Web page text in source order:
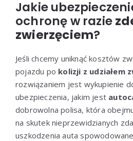
Jakie
ochronę w razie
zwierzęciem?
Jeśli chcemy uniknąć kosztów
pojazdu po kolizji z udziałem
rozwiązaniem jest wykupienie
ubezpieczenia, jakim jest
dobrowolna polisa, która
na skutek nieprzewidzianych
uszkodzenia auta